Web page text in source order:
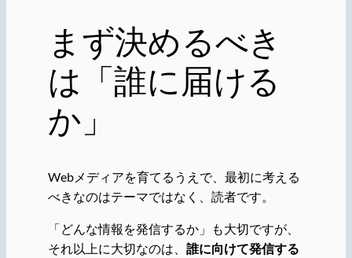
まず決めるべき
は「誰に届ける
か」
Webメディアを育てるうえで、最初に考える
べきなのはテーマではなく、読者です。
「どんな情報を発信するか」も大切ですが、
それ以上に大切なのは、 誰に向けて発信する